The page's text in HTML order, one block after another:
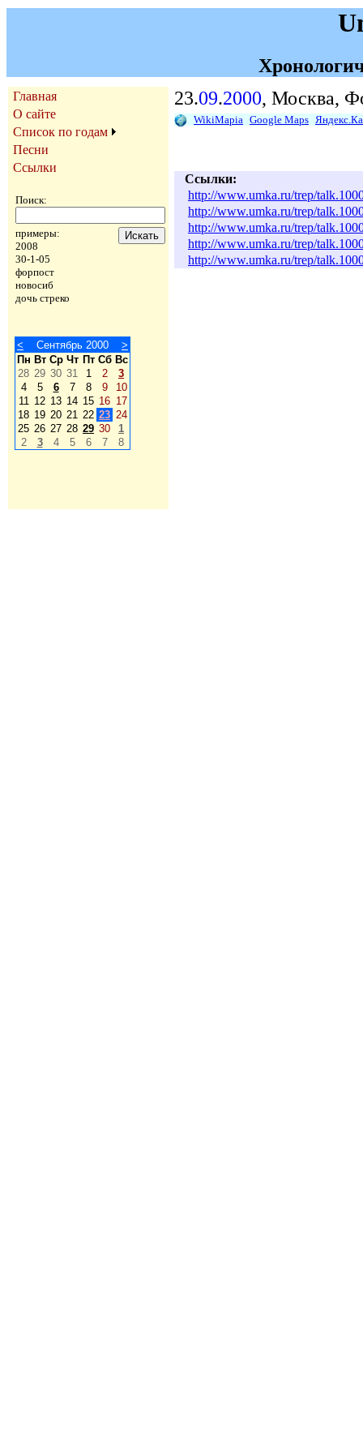
Главная
О сайте
Список по годам
Песни
Ссылки
Поиск:
примеры:
2008
30-1-05
форпост
новосиб
дочь стреко
< Сентябрь 2000
>
Пн Вт Ср Чт Пт Сб Вс
28 29 30 31 1 2
3
4
5 6 7 8 9
10
11 12 13 14 15 16 17
18 19 20 21 22 23 24
25 26 27 28 29 30
1
2
3 4 5 6 7 8
23.09.2000, Москва,
WikiMapia Google Maps
Ссылки:
http://www.umka.ru/trep/
http://www.umka.ru/trep/
http://www.umka.ru/trep/
http://www.umka.ru/trep/
http://www.umka.ru/trep/